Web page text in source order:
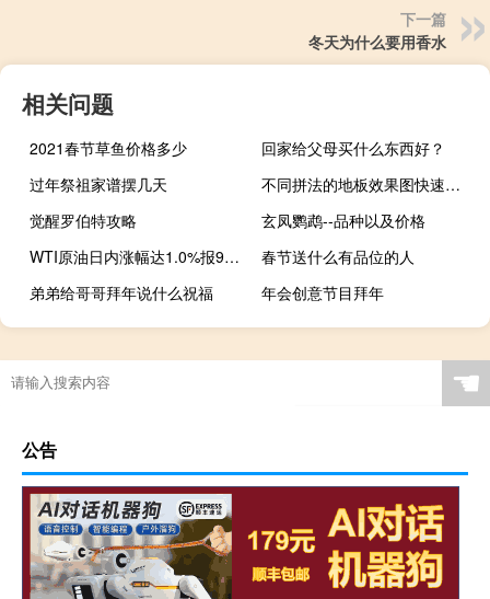
下一篇
冬天为什么要用香水
相关问题
2021春节草鱼价格多少
回家给父母买什么东西好？
过年祭祖家谱摆几天
不同拼法的地板效果图快速制作
觉醒罗伯特攻略
玄凤鹦鹉--品种以及价格
WTI原油日内涨幅达1.0%报90.61美元/桶
春节送什么有品位的人
弟弟给哥哥拜年说什么祝福
年会创意节目拜年
☚
公告